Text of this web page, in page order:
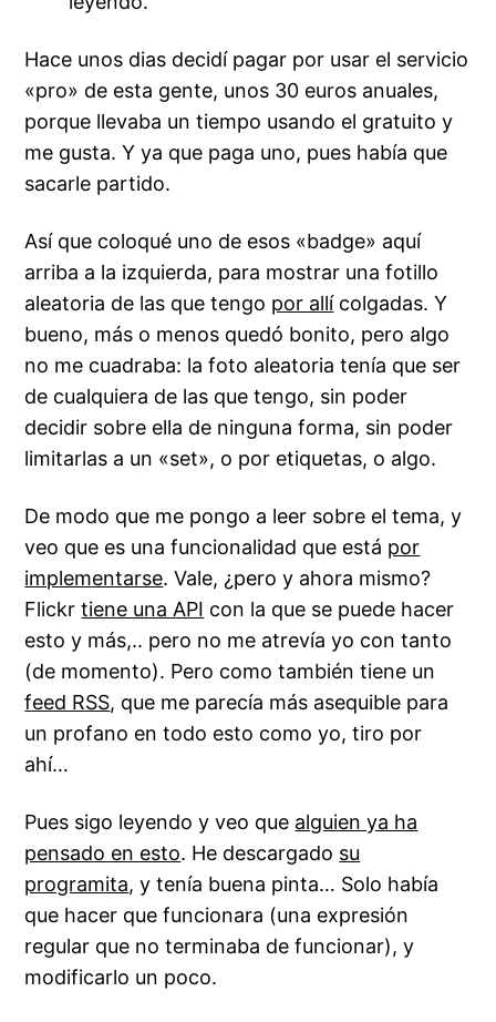
Hace unos dias decidí pagar por usar el servicio
«pro» de esta gente, unos 30 euros anuales,
porque llevaba un tiempo usando el gratuito y
me gusta. Y ya que paga uno, pues había que
sacarle partido.
Así que coloqué uno de esos «badge» aquí
arriba a la izquierda, para mostrar una fotillo
aleatoria de las que tengo por allícolgadas. Y
bueno, más o menos quedó bonito, pero algo
no me cuadraba: la foto aleatoria tenía que ser
de cualquiera de las que tengo, sin poder
decidir sobre ella de ninguna forma, sin poder
limitarlas a un «set», o por etiquetas, o algo.
De modo que me pongo a leer sobre el tema, y
veo que es una funcionalidad que está por
implementarse. Vale, ¿pero y ahora mismo?
Flickrtiene una API con la que se puede hacer
esto y más,.. pero no me atrevía yo con tanto
(de momento). Pero como también tiene un
feed RSS, que me parecía más asequible para
un profano en todo esto como yo, tiro por
ahí…
Pues sigo leyendo y veo que alguien ya ha
pensado en esto. He descargado su
programita, y tenía buena pinta… Solo había
que hacer que funcionara (una expresión
regular que no terminaba de funcionar), y
modificarlo un poco.